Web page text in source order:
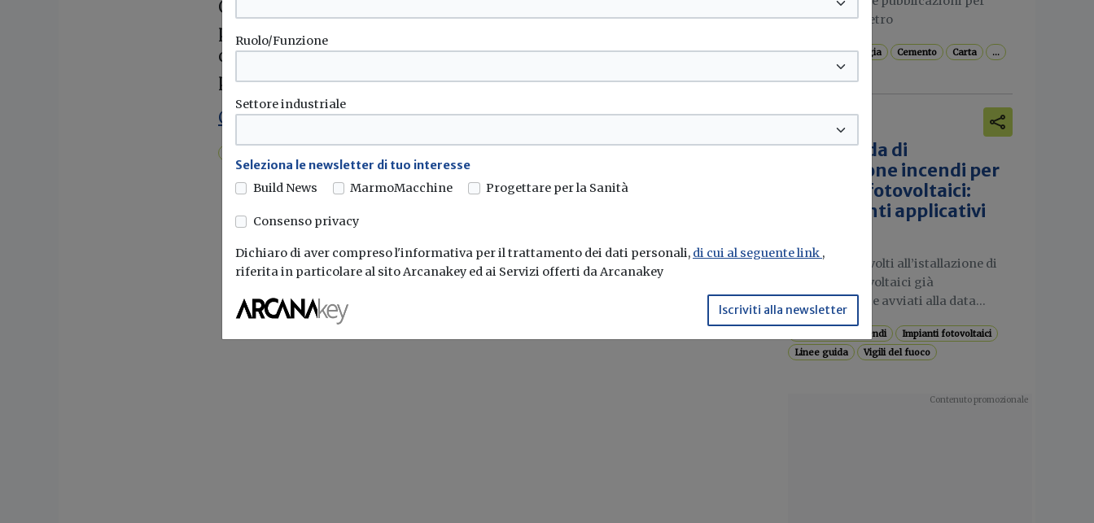
Conseguentemente il processo di partecipazione del pubblico ai
processi decisionali sarà più efficace, garantendo alla società
civile di contribuire attivamente ed in maniera propositiva al
procedimento di Valutazione di Impatto Ambientale.
Consulta il documento
siderurgia e vetro
Vetro Siderurgia Cemento Carta ...
Linee guida di
prevenzione incendi per
impianti fotovoltaici:
chiarimenti applicativi
Gli interventi volti all’istallazione di
impianti fotovoltaici già
concretamente avviati alla data...
Prevenzione incendi
Impianti fotovoltaici
Linee guida
Vigili del fuoco
Ruolo/Funzione
Settore industriale
Seleziona le newsletter di tuo interesse
Build News
MarmoMacchine Progettare per la Sanità
Consenso privacy
Dichiaro di aver compreso l'informativa per il trattamento dei dati personali, di cui al seguente link ,
riferita in particolare al sito Arcanakey ed ai Servizi offerti da Arcanakey
Iscriviti alla newsletter